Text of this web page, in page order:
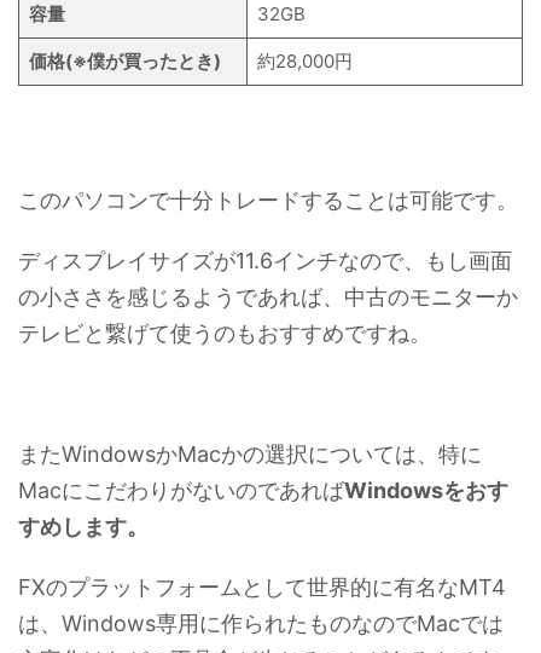
容量 32GB
価格(※僕が買ったとき) 約28,000円
このパソコンで十分トレードすることは可能です。
ディスプレイサイズが11.6インチなので、もし画面
の小ささを感じるようであれば、中古のモニターか
テレビと繋げて使うのもおすすめですね。
またWindowsかMacかの選択については、特に
MacにこだわりがないのであればWindowsをおす
すめします。
FXのプラットフォームとして世界的に有名なMT4
は、Windows専用に作られたものなのでMacでは